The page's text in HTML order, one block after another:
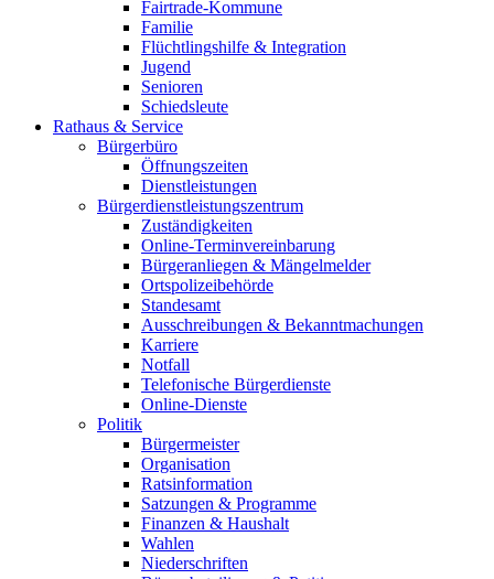
Fairtrade-Kommune
Familie
Flüchtlingshilfe & Integration
Jugend
Senioren
Schiedsleute
Rathaus & Service
Bürgerbüro
Öffnungszeiten
Dienstleistungen
Bürgerdienstleistungszentrum
Zuständigkeiten
Online-Terminvereinbarung
Bürgeranliegen & Mängelmelder
Ortspolizeibehörde
Standesamt
Ausschreibungen & Bekanntmachungen
Karriere
Notfall
Telefonische Bürgerdienste
Online-Dienste
Politik
Bürgermeister
Organisation
Ratsinformation
Satzungen & Programme
Finanzen & Haushalt
Wahlen
Niederschriften